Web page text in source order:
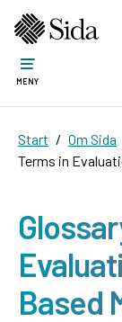
MENY
Start Om Sida
Terms in
Based